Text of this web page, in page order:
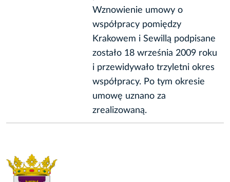
Wznowienie umowy o
współpracy pomiędzy
Krakowem i Sewillą podpisane
zostało 18 września 2009 roku
i przewidywało trzyletni okres
współpracy. Po tym okresie
umowę uznano za
zrealizowaną.